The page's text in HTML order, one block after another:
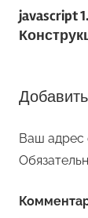
по
javascript
Ваш адрес